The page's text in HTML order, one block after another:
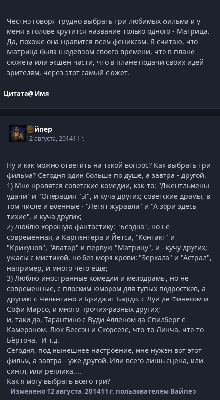
Честно говоря трудно выбрать три любимых фильма и у
меня в голове крутится название только одного - Матрица.
Да, похоже она нравится всем фениксам. Я считаю, что
Матрица была шедевром своего времени, что в плане
сюжета или экшен части, что в плане подачи своих идей
зрителям, через этот самый сюжет.
Цитата@ Имя
Вайпер
12 августа, 201411 г.
Ну и как можно ответить на такой вопрос? Как выбрать три
фильма? Сегодня один больше по душе, а завтра - другой.
1) Мне нравятся советские комедии, как-то: "Джентльмены
удачи" и "Операция "Ы", и куча других; советские драмы, в
том числе и военные - "Летят журавли" и "А зори здесь
тихие", и куча других;
2) Люблю хорошую фантастику: "Бездна", но не
современная, а Карпентера и Йетса, "Контакт" и
"Крикунов", "Аватар" и первую "Матрицу", и - кучу других;
ужасы с мистикой, но без моря крови: "Зеркала" и "Астрал",
например, и много чего еще;
3) Люблю иностранные комедии и мелодрамы, но не
современные, с плоским юмором для тупых подростков, а
другие: с Челентано и Бриджит Бардо, с Луи де Финесом и
Софи Марсо, и много прочих-разных других;
и, таки да, Тарантино с Вуди Алленом да Спилберг с
Камероном. Люк Бессон и Скорсезе, что-то Линча, что-то
Бёртона. И т.д.
Сегодня, под нынешнее настроение, мне нужен вот этот
фильм, а завтра - уже другой. Или всего лишь сцена, или
сингл, или реплика....
Как я могу выбрать всего три?
Изменено 12 августа, 201411 г. пользователем Вайпер